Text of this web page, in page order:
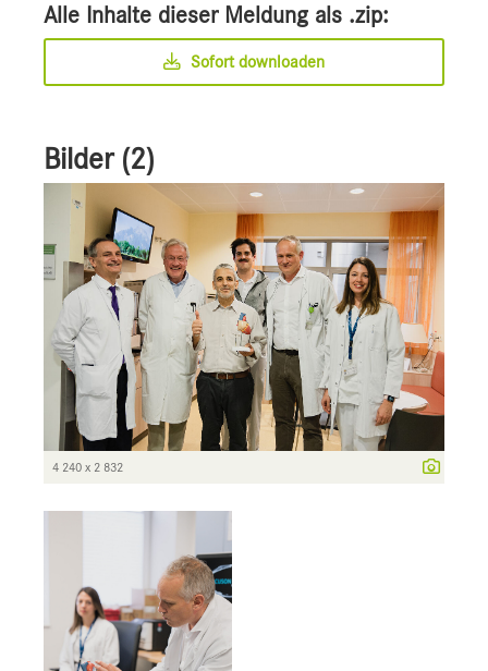
Alle Inhalte dieser Meldung als .zip:
Sofort downloaden
Bilder (2)
4 240 x 2 832